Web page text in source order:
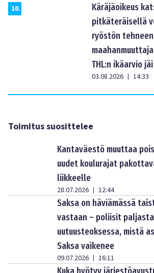
10.
Käräjäoikeus
pitkäteräisellä
ryöstön tehneen
THL:n ikäarvio
03.08.2026 | 14:33
Toimitus suosittelee
Kantaväestö muuttaa
uudet koulurajat
liikkeelle
28.07.2026 | 12:44
Saksa on häviämässä
vastaan – poliisit
uutuusteoksessa, mistä
Saksa vaikenee
09.07.2026 | 16:11